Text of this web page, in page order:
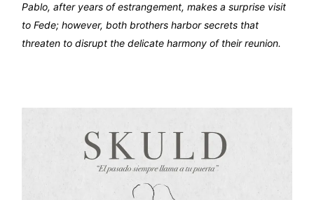
Pablo, after years of estrangement, makes a surprise visit
to Fede; however, both brothers harbor secrets that
threaten to disrupt the delicate harmony of their reunion.